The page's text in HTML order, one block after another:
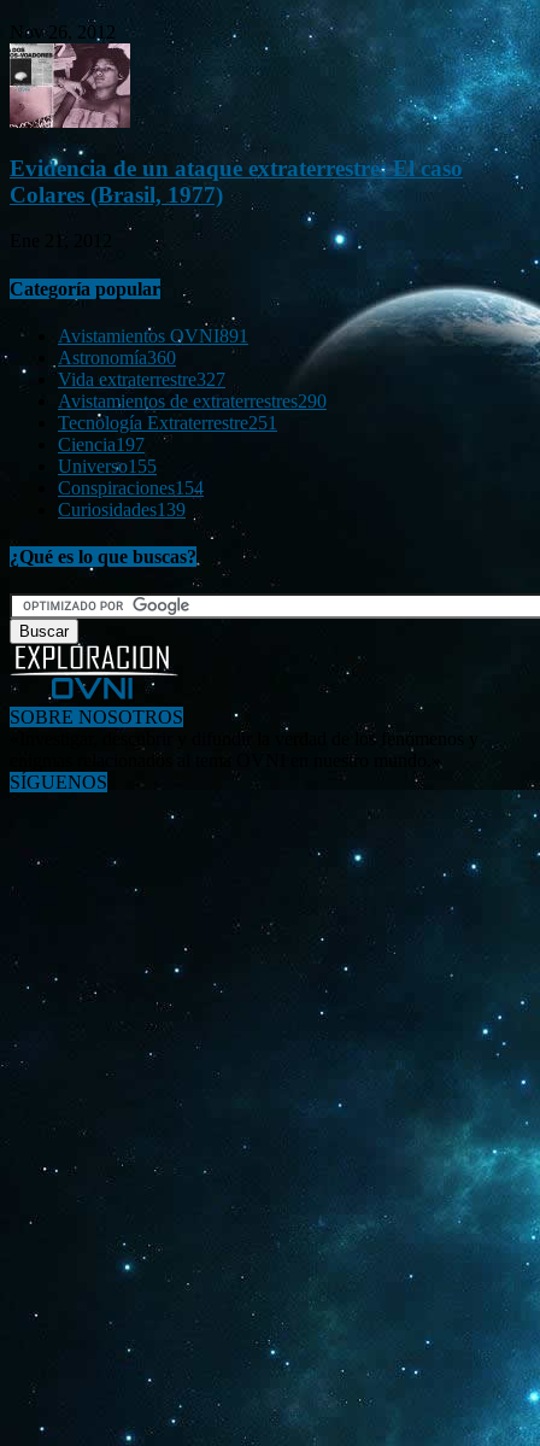
Nov 26, 2012
Evidencia de un ataque extraterrestre: El caso
Colares (Brasil, 1977)
Categoría popular
Avistamientos OVNI891
Astronomía360
Vida extraterrestre327
Avistamientos de extraterrestres290
Tecnología Extraterrestre251
Ciencia197
Universo155
Conspiraciones154
Curiosidades139
¿Qué es lo que buscas?
SOBRE NOSOTROS
«Investigar, descubrir y difundir la verdad de los fenómenos y
enigmas relacionados al tema OVNI en nuestro mundo.»
SÍGUENOS